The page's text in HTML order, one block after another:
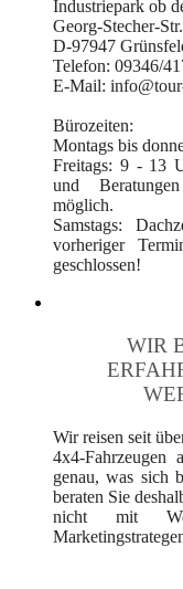
Industriepark ob
Georg-Stecher-
D-97947
Telefon: 09346/
E-Mail:
Bürozeiten:
Montags bis
Freitags: 9 - 13
und
möglich.
Samstags:
vorheriger
geschlossen!
WIR
Wir reisen seit
4x4-Fahrzeugen
genau, was sich
beraten Sie
nicht mit